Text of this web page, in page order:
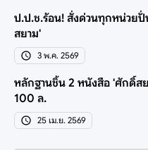
ป.ป.ช.ร้อน! สั่งด่วนทุกหน่วย
สยาม'
3 พ.ค. 2569
หลักฐานชิ้น 2 หนังสือ 'ศักดิ์ส
100 ล.
25 เม.ย. 2569